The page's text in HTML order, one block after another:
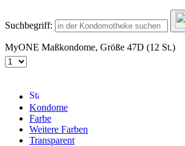
Suchbegriff:
MyONE Maßkondome, Größe 47D (12 St.)
Kondome
Farbe
Weitere Farben
Transparent